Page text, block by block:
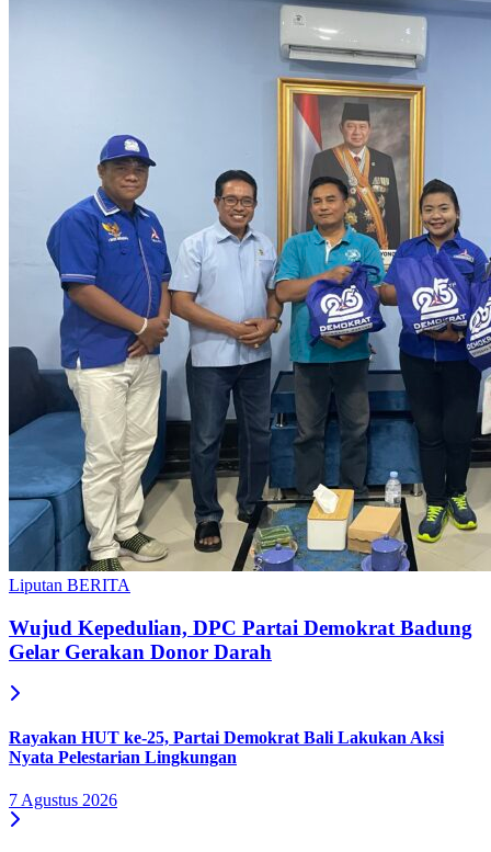
Liputan BERITA
Wujud Kepedulian, DPC Partai Demokrat Badung
Gelar Gerakan Donor Darah
Rayakan HUT ke-25, Partai Demokrat Bali Lakukan Aksi
Nyata Pelestarian Lingkungan
7 Agustus 2026